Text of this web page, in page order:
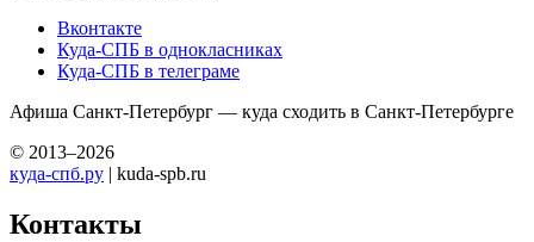
Вконтакте
Куда-СПБ в однокласниках
Куда-СПБ в телеграме
Афиша Санкт-Петербург — куда сходить в Санкт-Петербурге
© 2013–2026
куда-спб.ру | kuda-spb.ru
Контакты